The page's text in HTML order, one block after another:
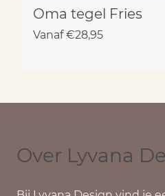
Oma tegel Fries
Vanaf €28,95
Over Lyvana